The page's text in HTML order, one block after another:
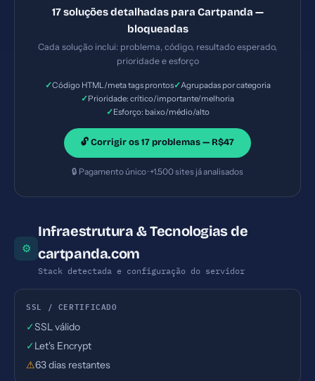
(clickjacking). — Solução #5: Title com 9 caracteres
(ideal: 30-60) — Prioridade: Importante — Esforço:
17 soluções detalhadas para Cartpanda —
bloqueadas
Cada solução inclui: problema, código, resultado esperado,
prioridade e esforço
✓Código HTML/meta tags prontos✓Agrupadas por categoria
✓Prioridade: crítico/importante/melhoria
✓Esforço: baixo/médio/alto
🔓 Corrigir os 17 problemas — R$47
🔒 Pagamento único · +1.500 sites já analisados
⚙
Infraestrutura & Tecnologias de
cartpanda.com
Stack detectada e configuração do servidor
SSL / CERTIFICADO
✓SSL válido
✓ Let's Encrypt
⚠63 dias restantes